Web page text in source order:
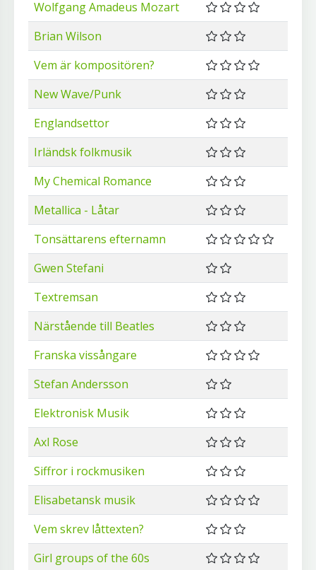
Wolfgang Amadeus Mozart
Brian Wilson
Vem är kompositören?
New Wave/Punk
Englandsettor
Irländsk folkmusik
My Chemical Romance
Metallica - Låtar
Tonsättarens efternamn
Gwen Stefani
Textremsan
Närstående till Beatles
Franska vissångare
Stefan Andersson
Elektronisk Musik
Axl Rose
Siffror i rockmusiken
Elisabetansk musik
Vem skrev låttexten?
Girl groups of the 60s